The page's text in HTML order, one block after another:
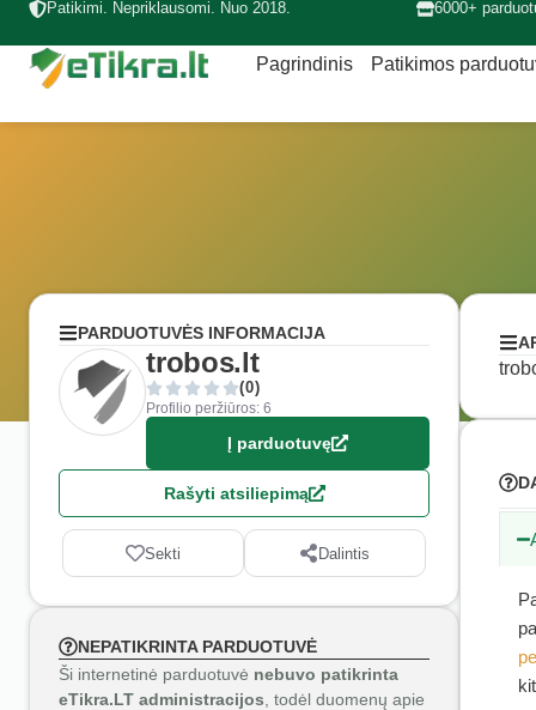
Patikimi. Nepriklausomi. Nuo 2018. 6000+
Pagrindinis Patikimos
PARDUOTUVĖS INFORMACIJA
trobos.lt
(0)
Profilio peržiūros: 6
Į parduotuvę
Rašyti atsiliepimą
Sekti Dalintis
NEPATIKRINTA PARDUOTUVĖ
Ši internetinė parduotuvė nebuvo patikrinta
eTikra.LT administracijos , todėl duomenų apie